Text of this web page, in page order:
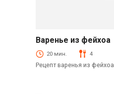
Десерты
Варенье из фейхоа
20 мин. 4
Рецепт варенья из фейхоа